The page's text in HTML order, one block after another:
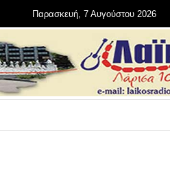
Παρασκευή, 7 Αυγούστου 2026